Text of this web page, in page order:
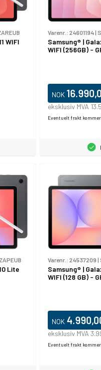
WIFI
Varenr.: 24601194|
Samsung® |
WIFI (256GB) -
NOK
eksklusiv MVA
Eventuelt frakt kommer
Lite
Varenr.: 24537209 |
Samsung® |
WIFI (128 GB) -
NOK
eksklusiv MVA
Eventuelt frakt kommer